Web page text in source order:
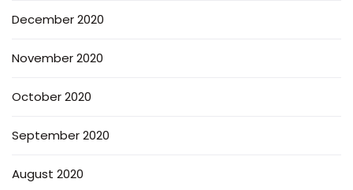
December 2020
November 2020
October 2020
September 2020
August 2020